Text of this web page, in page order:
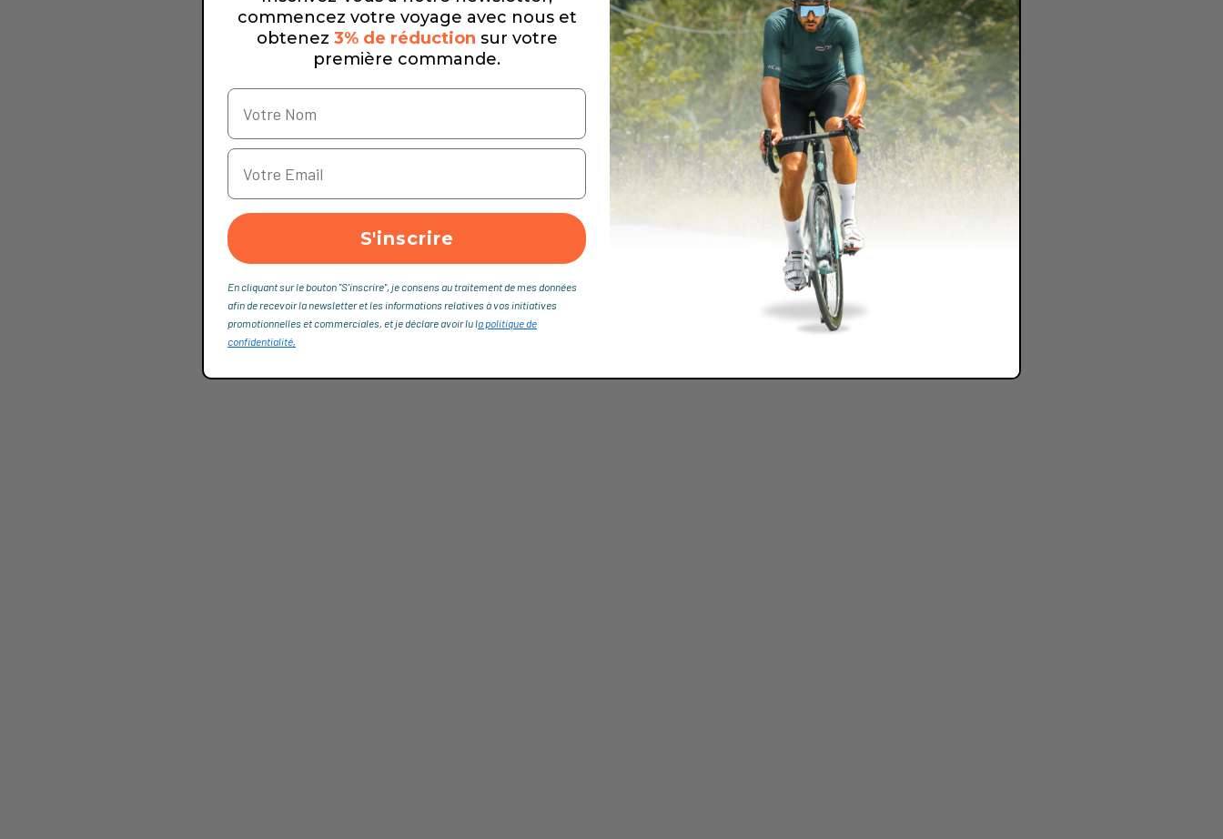
commencez votre voyage avec nous et
obtenez 3% de réduction sur votre
première commande.
S'inscrire
En cliquant sur le bouton "S'inscrire", je consens au traitement de mes données
afin de recevoir la newsletter et les informations relatives à vos initiatives
promotionnelles et commerciales, et je déclare avoir lu la politique de
confidentialité,